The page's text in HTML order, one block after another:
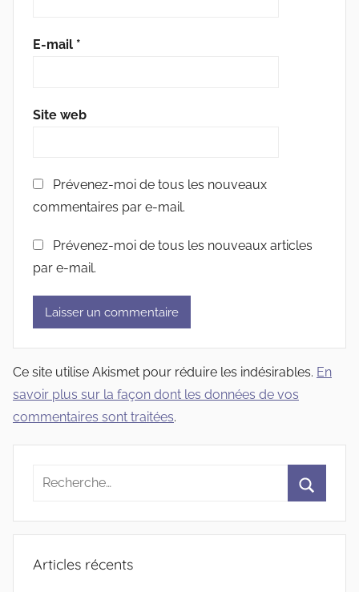
E-mail *
Site web
Prévenez-moi de tous les nouveaux
commentaires par e-mail.
Prévenez-moi de tous les nouveaux articles
par e-mail.
Ce site utilise Akismet pour réduire les indésirables. En
savoir plus sur la façon dont les données de vos
commentaires sont traitées.
Recherche
:
Articles récents